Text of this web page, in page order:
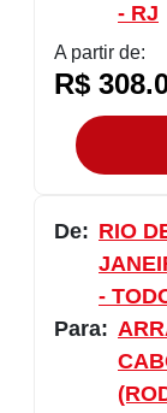
- RJ
A partir de:
R$
De: RIO
-
Para: